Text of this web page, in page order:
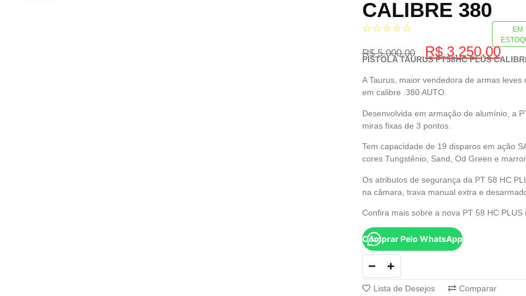
CALIBRE 380
☆☆☆☆☆
EM
R$5.000,00 R$3.250,00
PISTOLA TAURUS PT58HC PLUS
A Taurus, maior vendedora de armas
em calibre .380 AUTO.
Desenvolvida em armação de alumínio, a
miras fixas de 3 pontos.
Tem capacidade de 19 disparos em ação
cores Tungstênio, Sand, Od Green e
Os atributos de segurança da PT 58 HC
na câmara, trava manual extra e
Confira mais sobre a nova PT 58 HC
Comprar Pelo WhatsApp
Lista de Desejos Comparar